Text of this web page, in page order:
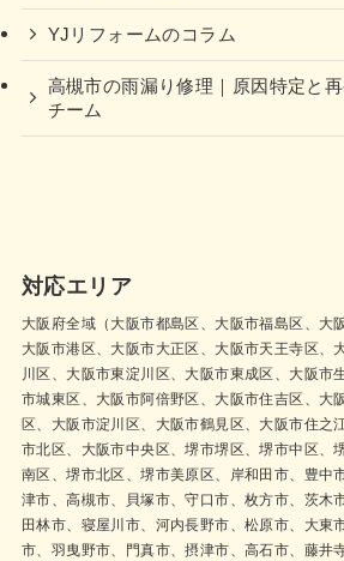
YJリフォームのコラム
高槻市の雨漏り修理｜原因特定と
チーム
対応エリア
大阪府全域（大阪市都島区、大阪市福島区、大
大阪市港区、大阪市大正区、大阪市天王寺区、
川区、大阪市東淀川区、大阪市東成区、大阪市
市城東区、大阪市阿倍野区、大阪市住吉区、大
区、大阪市淀川区、大阪市鶴見区、大阪市住之
市北区、大阪市中央区、堺市堺区、堺市中区、
南区、堺市北区、堺市美原区、岸和田市、豊中
津市、高槻市、貝塚市、守口市、枚方市、茨木
田林市、寝屋川市、河内長野市、松原市、大東
市、羽曳野市、門真市、摂津市、高石市、藤井